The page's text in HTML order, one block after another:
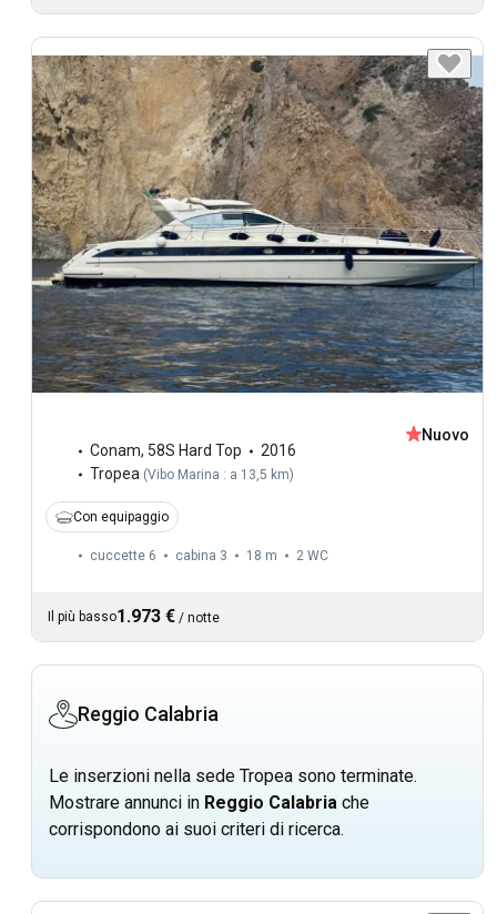
Conam, 58S Hard Top
2016
Tropea (Vibo Marina : a 13,5 km)
Nuovo
Con equipaggio
cuccette 6 cabina 3 18 m 2 WC
Il più basso1.973 € / notte
Reggio Calabria
Le inserzioni nella sede Tropea sono terminate.
Mostrare annunci in Reggio Calabria che
corrispondono ai suoi criteri di ricerca.